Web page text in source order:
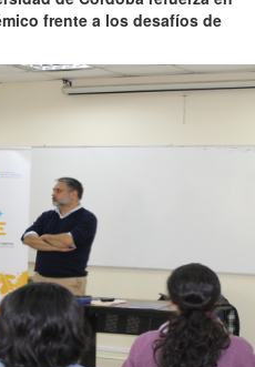
frente a los desafíos de